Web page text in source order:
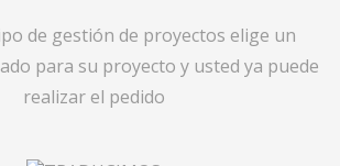
de gestión de proyectos elige un
para su proyecto y usted ya puede
realizar el pedido